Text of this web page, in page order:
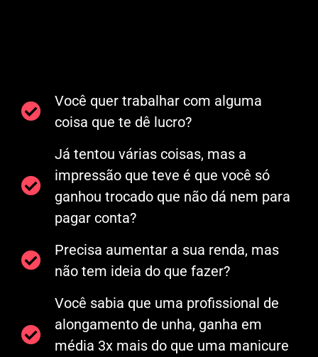
Você quer trabalhar com alguma
coisa que te dê lucro?
Já tentou várias coisas, mas a
impressão que teve é que você só
ganhou trocado que não dá nem para
pagar conta?
Precisa aumentar a sua renda, mas
não tem ideia do que fazer?
Você sabia que uma profissional de
alongamento de unha, ganha em
média 3x mais do que uma manicure